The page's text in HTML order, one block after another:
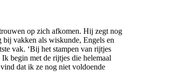
op zich afkomen. Hij zegt nog
bij vakken als wiskunde, Engels en
vak. ‘Bij het stampen van rijtjes
begin met de rijtjes die helemaal
dat ik ze nog niet voldoende